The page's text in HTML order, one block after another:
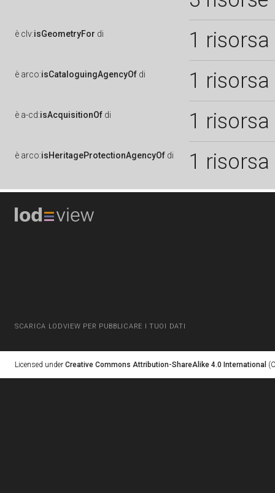
è clv:isGeometryFor di 1 risorsa
è arco:isCataloguingAgencyOf di 1 risorsa
è a-cd:isAcquisitionOf di 1 risorsa
è arco:isHeritageProtectionAgencyOf di 1 risorsa
SCARICA LODVIEW PER PUBBLICARE I TUOI DATI
Licensed under Creative Commons Attribution-ShareAlike 4.0 International